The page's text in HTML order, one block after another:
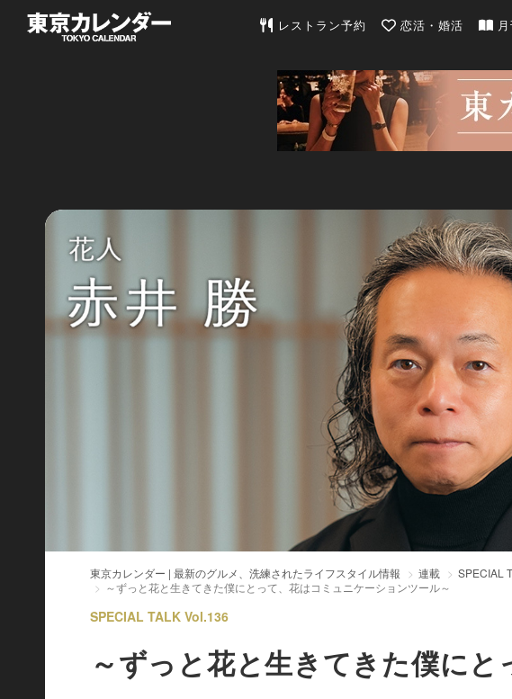
東京カレンダー | 最新のグルメ、洗練さ
レストラン予約 恋活・婚活 月
東京カレンダー | 最新のグルメ、洗練されたライフスタイル情報 連載
SPECIAL
～ずっと花と生きてきた僕にとって、花はコミュニケーションツール～
SPECIAL TALK Vol.136
～ずっと花と生きてきた僕に